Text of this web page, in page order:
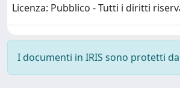
Licenza: Pubblico - Tutti i diritti
I documenti in IRIS sono protetti